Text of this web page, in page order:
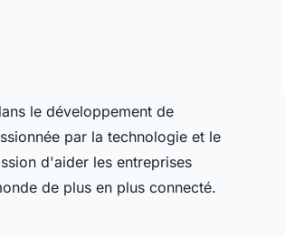
le développement de
par la technologie et le
d'aider les entreprises
de plus en plus connecté.